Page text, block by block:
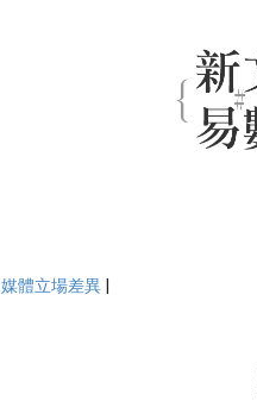
媒體立場差異|